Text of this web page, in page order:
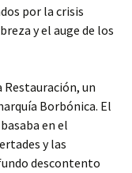
por la crisis
y el auge de los
Restauración, un
Borbónica. El
en el
y las
descontento